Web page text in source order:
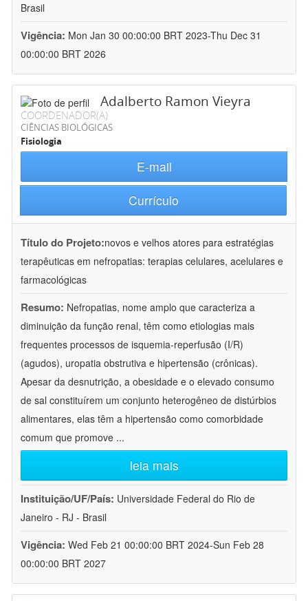
Brasil
Vigência: Mon Jan 30 00:00:00 BRT 2023-Thu Dec 31
00:00:00 BRT 2026
Adalberto Ramon Vieyra
COORDENADOR(A)
CIÊNCIAS BIOLÓGICAS
Fisiologia
E-mail
Currículo
Título do Projeto:novos e velhos atores para estratégias
terapêuticas em nefropatias: terapias celulares, acelulares e
farmacológicas
Resumo: Nefropatias, nome amplo que caracteriza a
diminuição da função renal, têm como etiologias mais
frequentes processos de isquemia-reperfusão (I/R)
(agudos), uropatia obstrutiva e hipertensão (crônicas).
Apesar da desnutrição, a obesidade e o elevado consumo
de sal constituírem um conjunto heterogêneo de distúrbios
alimentares, elas têm a hipertensão como comorbidade
comum que promove ...
leia mais
Instituição/UF/País: Universidade Federal do Rio de
Janeiro - RJ - Brasil
Vigência: Wed Feb 21 00:00:00 BRT 2024-Sun Feb 28
00:00:00 BRT 2027